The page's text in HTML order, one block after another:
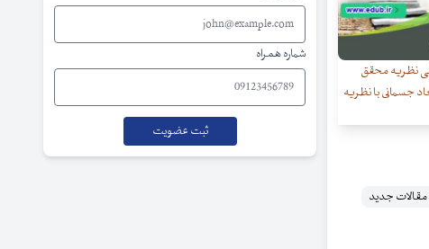
نظریه محقق
جسمانی با نظریه
جدید
شماره همراه